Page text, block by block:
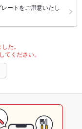
ートをご用意いたし
た。
ください。